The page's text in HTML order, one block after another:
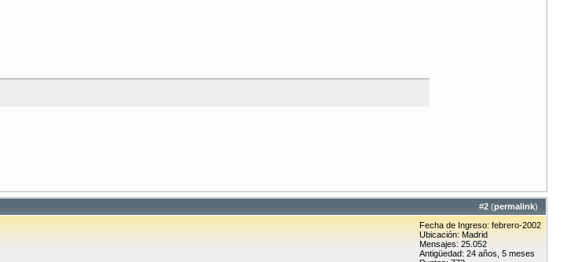
#2 (permalink)
Fecha de Ingreso: febrero-2002
Ubicación: Madrid
Mensajes: 25.052
Antigüedad: 24 años, 5 meses